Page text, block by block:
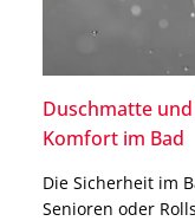
Duschmatte
Komfort im Bad
Die Sicherheit im
Senioren oder